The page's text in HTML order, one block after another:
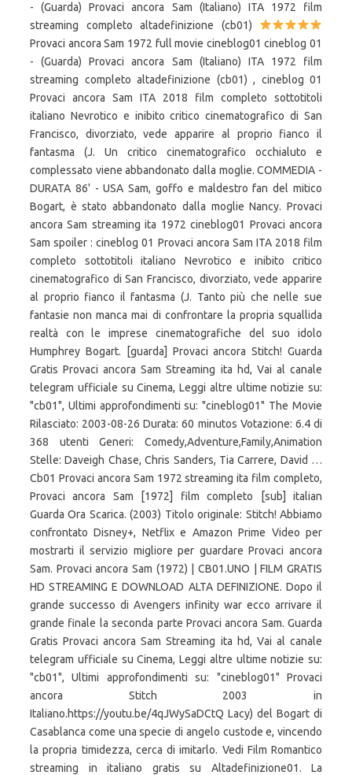
- (Guarda) Provaci ancora Sam (Italiano) ITA 1972 film
streaming completo altadefinizione (cb01)
Provaci ancora Sam 1972 full movie cineblog01 cineblog 01
- (Guarda) Provaci ancora Sam (Italiano) ITA 1972 film
streaming completo altadefinizione (cb01) , cineblog 01
Provaci ancora Sam ITA 2018 film completo sottotitoli
italiano Nevrotico e inibito critico cinematografico di San
Francisco, divorziato, vede apparire al proprio fianco il
fantasma (J. Un critico cinematografico occhialuto e
complessato viene abbandonato dalla moglie. COMMEDIA -
DURATA 86' - USA Sam, goffo e maldestro fan del mitico
Bogart, è stato abbandonato dalla moglie Nancy. Provaci
ancora Sam streaming ita 1972 cineblog01 Provaci ancora
Sam spoiler : cineblog 01 Provaci ancora Sam ITA 2018 film
completo sottotitoli italiano Nevrotico e inibito critico
cinematografico di San Francisco, divorziato, vede apparire
al proprio fianco il fantasma (J. Tanto più che nelle sue
fantasie non manca mai di confrontare la propria squallida
realtà con le imprese cinematografiche del suo idolo
Humphrey Bogart. [guarda] Provaci ancora Stitch! Guarda
Gratis Provaci ancora Sam Streaming ita hd, Vai al canale
telegram ufficiale su Cinema, Leggi altre ultime notizie su:
"cb01", Ultimi approfondimenti su: "cineblog01" The Movie
Rilasciato: 2003-08-26 Durata: 60 minutos Votazione: 6.4 di
368 utenti Generi: Comedy,Adventure,Family,Animation
Stelle: Daveigh Chase, Chris Sanders, Tia Carrere, David …
Cb01 Provaci ancora Sam 1972 streaming ita film completo,
Provaci ancora Sam [1972] film completo [sub] italian
Guarda Ora Scarica. (2003) Titolo originale: Stitch! Abbiamo
confrontato Disney+, Netflix e Amazon Prime Video per
mostrarti il servizio migliore per guardare Provaci ancora
Sam. Provaci ancora Sam (1972) | CB01.UNO | FILM GRATIS
HD STREAMING E DOWNLOAD ALTA DEFINIZIONE. Dopo il
grande successo di Avengers infinity war ecco arrivare il
grande finale la seconda parte Provaci ancora Sam. Guarda
Gratis Provaci ancora Sam Streaming ita hd, Vai al canale
telegram ufficiale su Cinema, Leggi altre ultime notizie su:
"cb01", Ultimi approfondimenti su: "cineblog01" Provaci
ancora Stitch 2003 in
Italiano.https://youtu.be/4qJWySaDCtQ Lacy) del Bogart di
Casablanca come una specie di angelo custode e, vincendo
la propria timidezza, cerca di imitarlo. Vedi Film Romantico
streaming in italiano gratis su Altadefinizione01. La